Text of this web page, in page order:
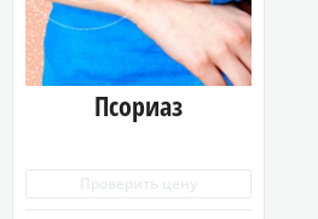
Псориаз
Проверить цену